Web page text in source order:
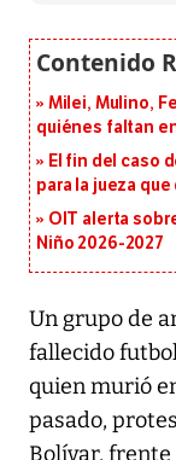
Milei, Mulino,
quiénes faltan
El fin del caso
para la jueza
OIT alerta
Niño 2026-2027
Un grupo de
fallecido
quien murió
pasado,
Bolívar, frente